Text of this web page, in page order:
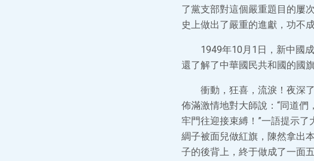
了黨支部對這個嚴重題目的屢
史上做出了嚴重的進獻，功不成
1949年10月1日，新中國
還了解了中華國民共和國的國
衝動，狂喜，流淚！夜深
佈滿激情地對大師說：“同道
牢門往迎接束縛！”一語提示
綢子被面兒做紅旗，陳然拿出
子的後背上，終于做成了一面